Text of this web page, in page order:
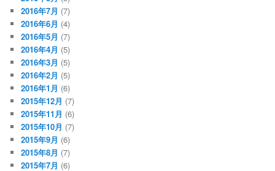
2016年7月 (7)
2016年6月 (4)
2016年5月 (7)
2016年4月 (5)
2016年3月 (5)
2016年2月 (5)
2016年1月 (6)
2015年12月 (7)
2015年11月 (6)
2015年10月 (7)
2015年9月 (6)
2015年8月 (7)
2015年7月 (6)